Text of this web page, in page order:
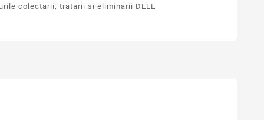
colectarii, tratarii si eliminarii DEEE